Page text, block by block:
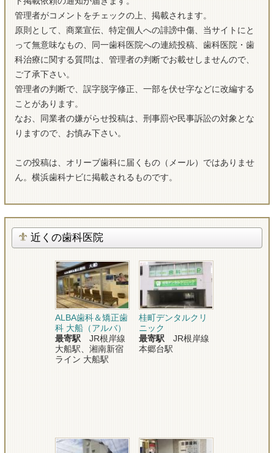
管理者がコメントをチェックの上、掲載されます。
原則として、商業宣伝、特定個人への誹謗中傷、当サイトにと
って無意味なもの、同一歯科医院への連続投稿、歯科医院・歯
科治療に関する質問は、管理者の判断でお載せしませんので、
ご了承下さい。
管理者の判断で、誤字脱字修正、一部を伏せ字などに改編する
ことがあります。
なお、同業者の嫌がらせ投稿は、刑事罰や民事訴訟の対象とな
りますので、お慎み下さい。
この投稿は、オリーブ歯科に届くもの（メール）ではありませ
ん。横浜歯科ナビに掲載されるものです。
近くの歯科医院
ALBA歯科＆矯正歯
科 大船（アルバ）
最寄駅 JR根岸線
大船駅、湘南新宿
ライン 大船駅
桂町デンタルクリ
ニック
最寄駅 JR根岸線
本郷台駅